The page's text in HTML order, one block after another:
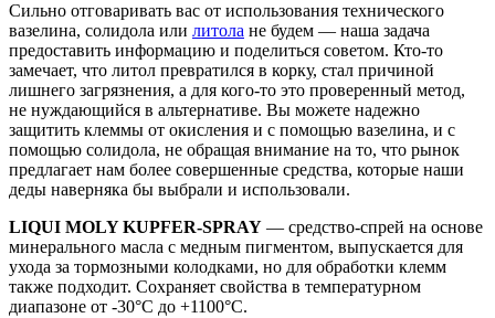
Сильно отговаривать вас от использования технического
вазелина, солидола или литола не будем — наша задача
предоставить информацию и поделиться советом. Кто-то
замечает, что литол превратился в корку, стал причиной
лишнего загрязнения, а для кого-то это проверенный метод,
не нуждающийся в альтернативе. Вы можете надежно
защитить клеммы от окисления и с помощью вазелина, и с
помощью солидола, не обращая внимание на то, что рынок
предлагает нам более совершенные средства, которые наши
деды наверняка бы выбрали и использовали.
LIQUI MOLY KUPFER-SPRAY — средство-спрей на основе
минерального масла с медным пигментом, выпускается для
ухода за тормозными колодками, но для обработки клемм
также подходит. Сохраняет свойства в температурном
диапазоне от -30°С до +1100°С.